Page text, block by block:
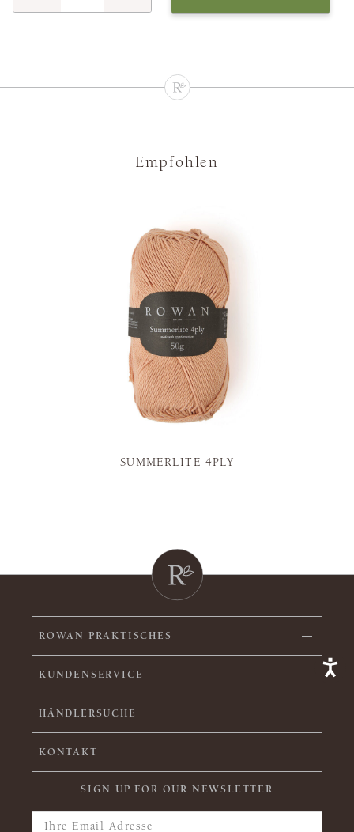
Empfohlen
SUMMERLITE 4PLY
ROWAN PRAKTISCHES
KUNDENSERVICE
HÄNDLERSUCHE
KONTAKT
SIGN UP FOR OUR NEWSLETTER